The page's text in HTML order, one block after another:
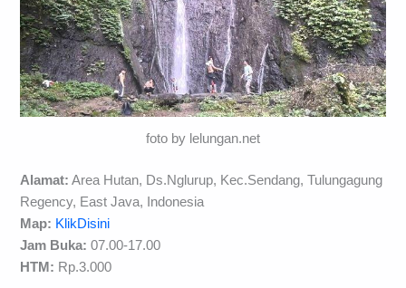
foto by lelungan.net
Alamat: Area Hutan, Ds.Nglurup, Kec.Sendang, Tulungagung
Regency, East Java, Indonesia
Map: KlikDisini
Jam Buka: 07.00-17.00
HTM: Rp.3.000